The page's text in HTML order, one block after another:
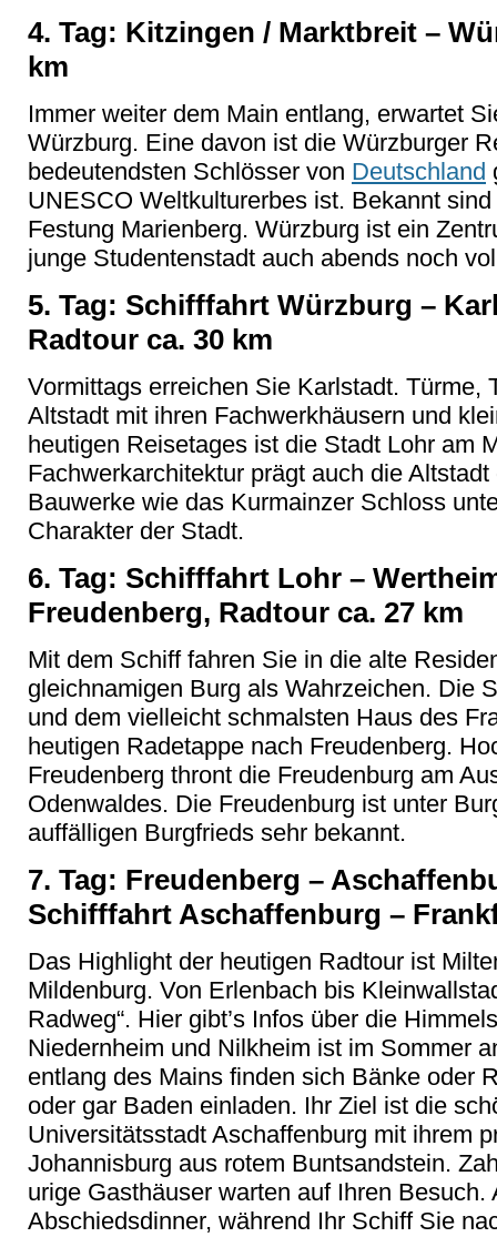
4. Tag: Kitzingen / Marktbreit – W
km
Immer weiter dem Main entlang, erwartet
Würzburg. Eine davon ist die Würzburger
bedeutendsten Schlösser von Deutschland
UNESCO Weltkulturerbes ist. Bekannt
Festung Marienberg. Würzburg ist ein
junge Studentenstadt auch abends noch
5. Tag: Schifffahrt Würzburg –
Radtour ca. 30 km
Vormittags erreichen Sie Karlstadt. Türme,
Altstadt mit ihren Fachwerkhäusern und klei
heutigen Reisetages ist die Stadt Lohr am
Fachwerkarchitektur prägt auch die
Bauwerke wie das Kurmainzer Schloss
Charakter der Stadt.
6. Tag: Schifffahrt Lohr –
Freudenberg, Radtour ca. 27 km
Mit dem Schiff fahren Sie in die alte
gleichnamigen Burg als Wahrzeichen. Die
und dem vielleicht schmalsten Haus des
heutigen Radetappe nach Freudenberg.
Freudenberg thront die Freudenburg am
Odenwaldes. Die Freudenburg ist unter
auffälligen Burgfrieds sehr bekannt.
7. Tag: Freudenberg –
Schifffahrt Aschaffenburg –
Das Highlight der heutigen Radtour ist
Mildenburg. Von Erlenbach bis
Radweg“. Hier gibt’s Infos über die
Niedernheim und Nilkheim ist im Sommer
entlang des Mains finden sich Bänke oder
oder gar Baden einladen. Ihr Ziel ist die
Universitätsstadt Aschaffenburg mit ihrem
Johannisburg aus rotem Buntsandstein.
urige Gasthäuser warten auf Ihren Besuch.
Abschiedsdinner, während Ihr Schiff Sie